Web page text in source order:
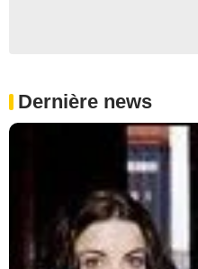
Dernière news